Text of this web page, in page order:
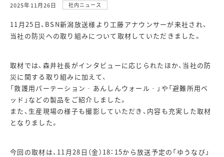
2025年11月26日 社内ニュース
11月25日、BSN新潟放送様より工藤アナウンサーが来社され、
当社の防災への取り組みについて取材していただきました。
取材では、森井社長がインタビューに応じられたほか、当社の防
災に関する取り組みに加えて、
「救護用パーテーション‐あんしんウォール‐」や「避難所用ベ
ッド」などの製品をご紹介しました。
また、生産現場の様子も撮影していただき、内容も充実した取材
となりました。
今回の取材は、11月28日（金）18：15から放送予定の「ゆうなび」